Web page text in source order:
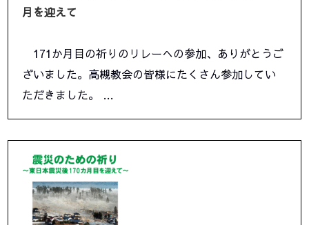
月を迎えて
171か月目の祈りのリレーへの参加、ありがとうご
ざいました。高槻教会の皆様にたくさん参加してい
ただきました。 …